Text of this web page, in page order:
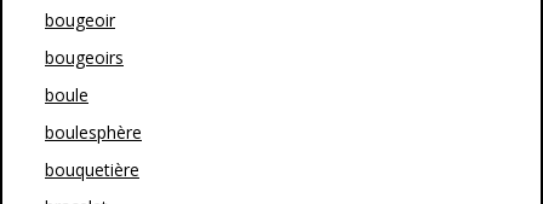
bougeoir
bougeoirs
boule
boulesphère
bouquetière